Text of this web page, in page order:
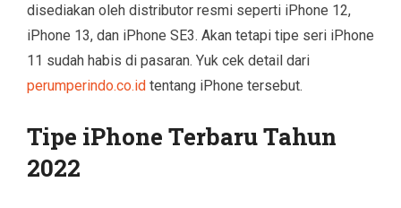
disediakan oleh distributor resmi seperti iPhone 12,
iPhone 13, dan iPhone SE3. Akan tetapi tipe seri iPhone
11 sudah habis di pasaran. Yuk cek detail dari
perumperindo.co.id tentang iPhone tersebut.
Tipe iPhone Terbaru Tahun
2022